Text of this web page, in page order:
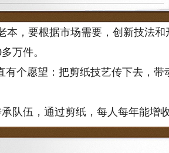
，要根据市场需要，创新技法和
万件。
个愿望：把剪纸技艺传下去，带
伍，通过剪纸，每人每年能增收